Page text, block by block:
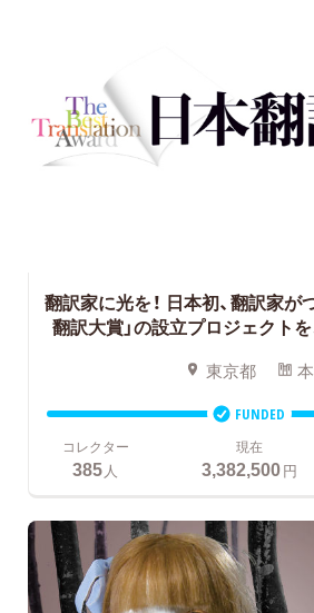
翻訳家に光を！ 日本初、翻訳家が
翻訳大賞」の設立プロジェクト
東京都 本
FUNDED
コレクター
385人
現在
3,382,500円